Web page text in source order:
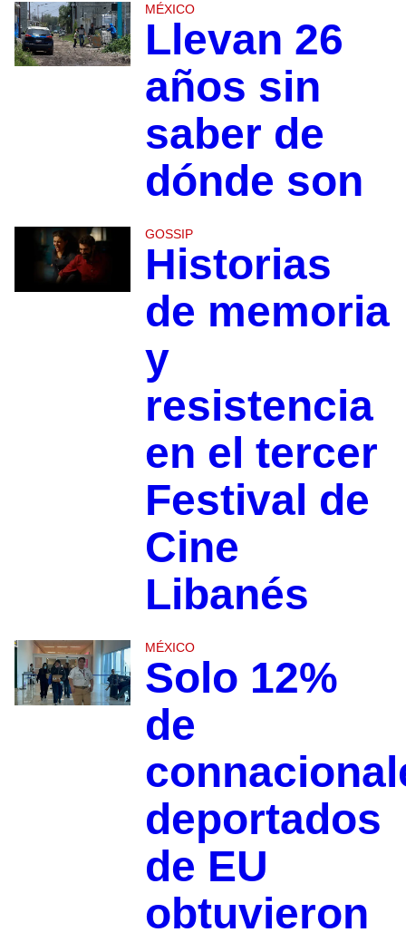
MÉXICO
Llevan 26
años sin
saber de
dónde son
GOSSIP
Historias
de memoria
y
resistencia
en el tercer
Festival de
Cine
Libanés
MÉXICO
Solo 12%
de
deportados
de EU
obtuvieron